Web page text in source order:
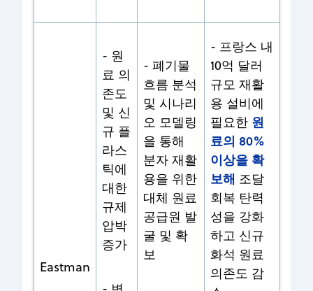
Eastman
- 원
료 의
존도
및 신
규 플
라스
틱에
대한
규제
압박
증가
- 폐기물
흐름 분석
및 시나리
오 모델링
을 통해
분자 재활
용을 위한
대체 원료
공급원 발
굴 및 확
보
- 프랑스 내
10억 달러
규모 재활
용 설비에
필요한 원
료의 80%
이상을 확
보해 조달
회복 탄력
성을 강화
하고 신규
화석 원료
의존도 감